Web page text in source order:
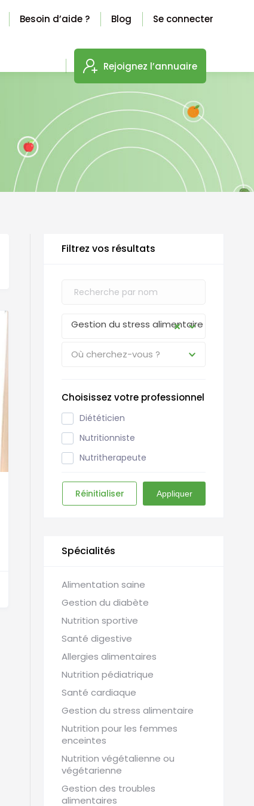
Besoin d’aide ? Blog Se connecter
Rejoignez l’annuaire
Filtrez vos résultats
Gestion du stress alimentaire
Où cherchez-vous ?
Choisissez votre professionnel
Diététicien
Nutritionniste
Nutritherapeute
Réinitialiser Appliquer
Spécialités
Alimentation saine
Gestion du diabète
Nutrition sportive
Santé digestive
Allergies alimentaires
Nutrition pédiatrique
Santé cardiaque
Gestion du stress alimentaire
Nutrition pour les femmes
enceintes
Nutrition végétalienne ou
végétarienne
Gestion des troubles
alimentaires